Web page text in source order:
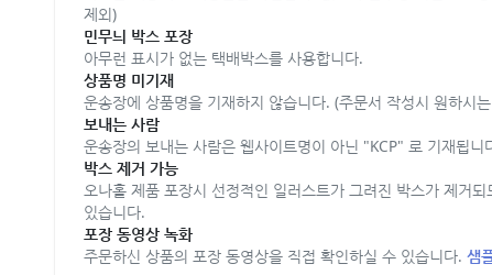
제외)
민무늬 박스 포장
아무런 표시가 없는 택배박스를 사용합니다.
상품명 미기재
운송장에 상품명을 기재하지 않습니다. (주문서 작성시 원하시
보내는 사람
운송장의 보내는 사람은 웹사이트명이 아닌 "KCP" 로 기재됩니
박스 제거 가능
오나홀 제품 포장시 선정적인 일러스트가 그려진 박스가 제거
있습니다.
포장 동영상 녹화
주문하신 상품의 포장 동영상을 직접 확인하실 수 있습니다. 샘